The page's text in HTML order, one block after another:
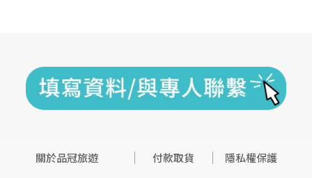
關於品冠旅遊 付款取貨
隱私權保護